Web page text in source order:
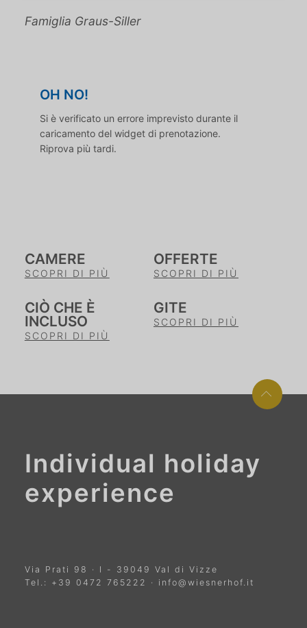
Famiglia Graus-Siller
OH NO!
Si è verificato un errore imprevisto durante il
caricamento del widget di prenotazione.
Riprova più tardi.
CAMERE
SCOPRI DI PIÙ
OFFERTE
SCOPRI DI PIÙ
CIÒ CHE È
INCLUSO
SCOPRI DI PIÙ
GITE
SCOPRI DI PIÙ
Individual holiday
experience
Via Prati 98 · I - 39049 Val di Vizze
Tel.: +39 0472 765222 · info@wiesnerhof.it